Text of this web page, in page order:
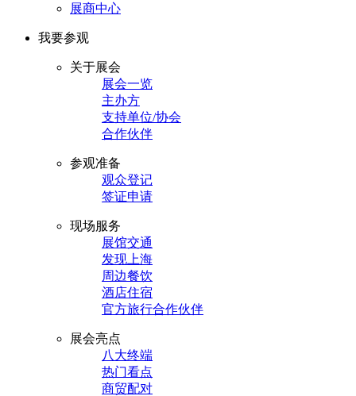
展商中心
我要参观
关于展会
展会一览
主办方
支持单位/协会
合作伙伴
参观准备
观众登记
签证申请
现场服务
展馆交通
发现上海
周边餐饮
酒店住宿
官方旅行合作伙伴
展会亮点
八大终端
热门看点
商贸配对